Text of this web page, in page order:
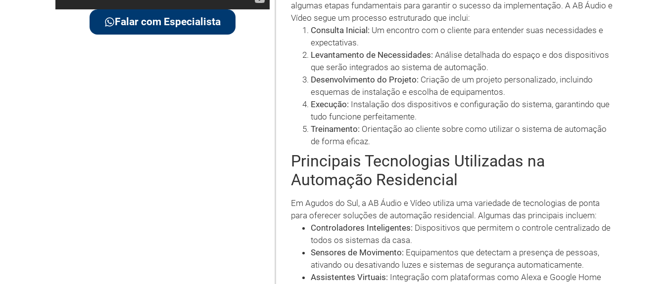
Falar com Especialista
algumas etapas fundamentais para garantir o sucesso da implementação. A AB Áudio e
Vídeo segue um processo estruturado que inclui:
Consulta Inicial: Um encontro com o cliente para entender suas necessidades e
expectativas.
Levantamento de Necessidades: Análise detalhada do espaço e dos dispositivos
que serão integrados ao sistema de automação.
Desenvolvimento do Projeto: Criação de um projeto personalizado, incluindo
esquemas de instalação e escolha de equipamentos.
Execução: Instalação dos dispositivos e configuração do sistema, garantindo que
tudo funcione perfeitamente.
Treinamento: Orientação ao cliente sobre como utilizar o sistema de automação
de forma eficaz.
Principais Tecnologias Utilizadas na
Automação Residencial
Em Agudos do Sul, a AB Áudio e Vídeo utiliza uma variedade de tecnologias de ponta
para oferecer soluções de automação residencial. Algumas das principais incluem:
Controladores Inteligentes: Dispositivos que permitem o controle centralizado de
todos os sistemas da casa.
Sensores de Movimento: Equipamentos que detectam a presença de pessoas,
ativando ou desativando luzes e sistemas de segurança automaticamente.
Assistentes Virtuais: Integração com plataformas como Alexa e Google Home